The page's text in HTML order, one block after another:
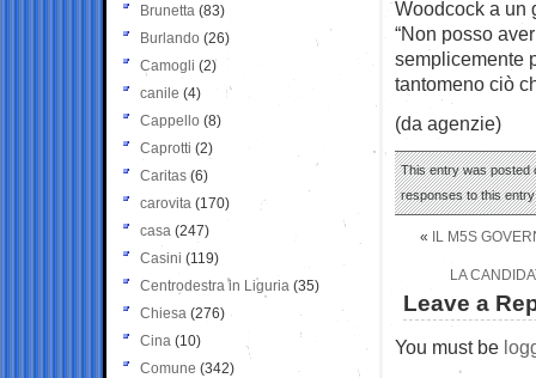
Woodcock a un
“Non posso
semplicemente
tantomeno ciò
(da agenzie)
This entry was posted
responses to this
« IL M5S
LA
Leave a
You must be
Brunetta (83)
Burlando (26)
Camogli (2)
canile (4)
Cappello (8)
Caprotti (2)
Caritas (6)
carovita (170)
casa (247)
Casini (119)
Centrodestra in Liguria (35)
Chiesa (276)
Cina (10)
Comune (342)